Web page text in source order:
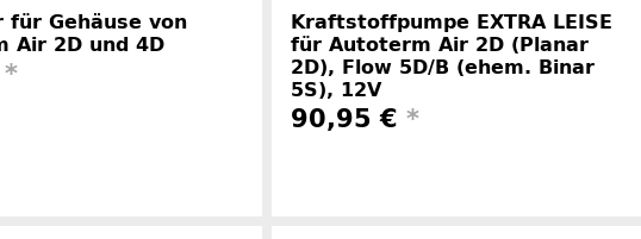
für Gehäuse von
Air 2D und 4D
*
Kraftstoffpumpe EXTRA LEISE
für Autoterm Air 2D (Planar
2D), Flow 5D/B (ehem. Binar
5S), 12V
90,95 € *